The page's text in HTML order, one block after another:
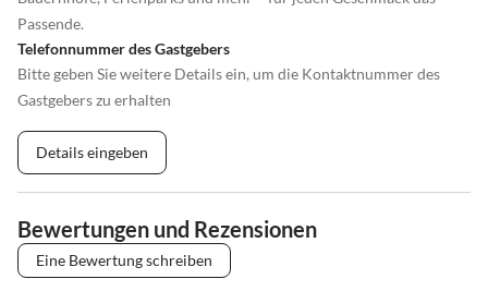
Passende.
Telefonnummer des Gastgebers
Bitte geben Sie weitere Details ein, um die Kontaktnummer des
Gastgebers zu erhalten
Details eingeben
Bewertungen und Rezensionen
Eine Bewertung schreiben